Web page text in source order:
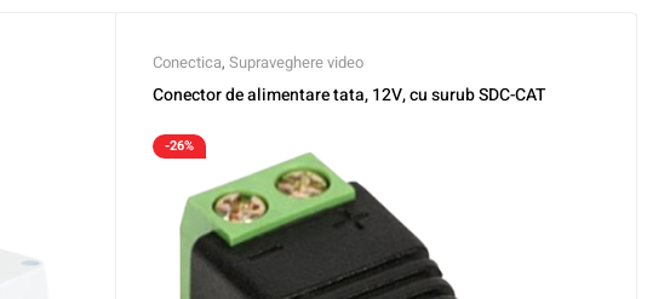
Conectica, Supraveghere video
Conector de alimentare tata, 12V, cu surub SDC-CAT
-26%